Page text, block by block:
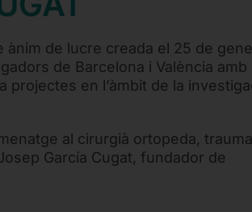
ànim de lucre creada el 25 de
de Barcelona i València amb
en l’àmbit de la
al cirurgià ortopeda,
García Cugat, fundador de